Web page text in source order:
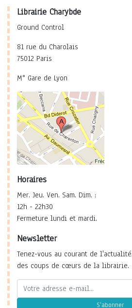
Librairie Charybde
Ground Control
81 rue du Charolais
75012 Paris
M° Gare de Lyon
Horaires
Mer. Jeu. Ven. Sam. Dim. :
12h - 22h30
Fermeture lundi et mardi.
Newsletter
Tenez-vous au courant de
des coups de cœurs de la librairie.
S'abonner